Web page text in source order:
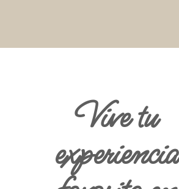
Vive tu
experiencia